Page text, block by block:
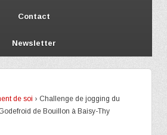
Contact
Newsletter
de soi › Challenge de jogging du
de Bouillon à Baisy-Thy